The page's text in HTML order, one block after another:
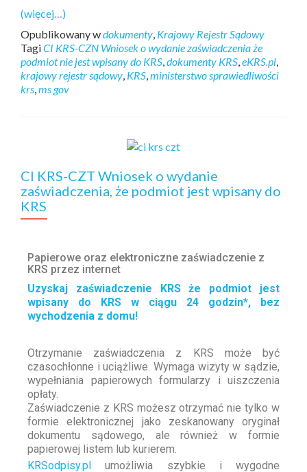
(więcej…)
Opublikowany wdokumenty, Krajowy Rejestr Sądowy
TagiCI KRS-CZN Wniosek o wydanie zaświadczenia że
podmiot nie jest wpisany do KRS,dokumenty KRS,eKRS.pl,
krajowy rejestr sądowy, KRS,ministerstwo sprawiedliwości
krs,ms gov
CI KRS-CZT Wniosek o wydanie
zaświadczenia, że podmiot jest wpisany do
KRS
Papierowe oraz elektroniczne zaświadczenie z
KRS przez internet
Uzyskaj zaświadczenie KRS że podmiot jest
wpisany do KRS w ciągu 24 godzin*, bez
wychodzenia z domu!
Otrzymanie zaświadczenia z KRS może być
czasochłonne i uciążliwe. Wymaga wizyty w sądzie,
wypełniania papierowych formularzy i uiszczenia
opłaty.
Zaświadczenie z KRS możesz otrzymać nie tylko w
formie elektronicznej jako zeskanowany oryginał
dokumentu sądowego, ale również w formie
papierowej listem lub kurierem.
KRSodpisy.pl umożliwia szybkie i wygodne